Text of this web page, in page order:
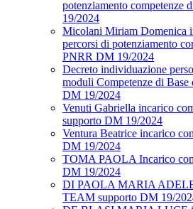
potenziamento competenze
19/2024
Micolani Miriam Domenica
percorsi di potenziamento
PNRR DM 19/2024
Decreto individuazione
moduli Competenze di
DM 19/2024
Venuti Gabriella incarico
supporto DM 19/2024
Ventura Beatrice incarico
DM 19/2024
TOMA PAOLA Incarico
DM 19/2024
DI PAOLA MARIA ADELE
TEAM supporto DM 19/